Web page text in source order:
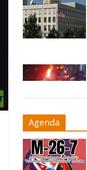
Agenda